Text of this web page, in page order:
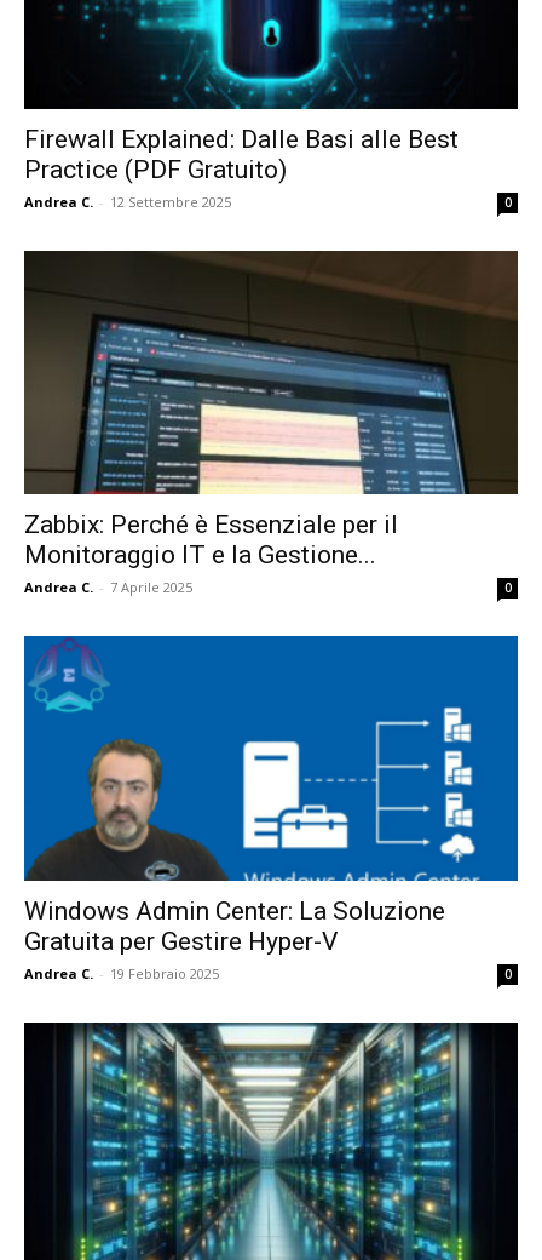
Firewall Explained: Dalle Basi alle Best
Practice (PDF Gratuito)
Andrea C. - 12 Settembre 2025 0
Zabbix: Perché è Essenziale per il
Monitoraggio IT e la Gestione...
Andrea C. - 7 Aprile 2025 0
Windows Admin Center: La Soluzione
Gratuita per Gestire Hyper-V
Andrea C. - 19 Febbraio 2025 0